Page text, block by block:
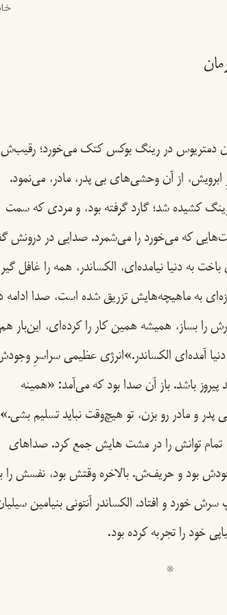
دمتریوس در رینگ بوکس کتک می‌خورد؛ رقیب‌ش
زیرِ ابرویش، از آن وحشی‌های بی پدر، مادر، می‌نمود.
کشیده شد؛ گارد گرفته بود، و مردی که سمت
که می‌خورد را می‌شمرد. صدایی در درونش
باخت به دنیا نیامده‌ای، الکساندر، همه را غافل گیر
به ماهیچه‌هایش تزریق شده است، صدا ادامه
را بساز، همیشه همین کار را کرده‌ای، این‌بار هم
آمده‌ای الکساندر.»انرژی عظیمی سراسرِ
باشد. باز آن صدا بود که می‌آمد: «همینه
پدر و مادر رو بزن، تو هیچ‌وقت نباید تسلیم بشی.»
تمام توانش را در مشت هایش جمع کرد. صداهای
بود و حریف‌ش. بالاخره وقتش بود، نفسش را
خورد و افتاد. الکساندر آنتونی بنیامین
خود را تجربه کرده بود.